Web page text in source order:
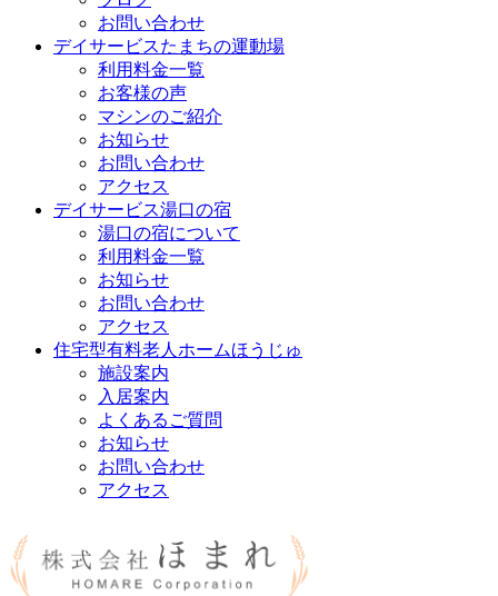
お問い合わせ
デイサービスたまちの運動場
利用料金一覧
お客様の声
マシンのご紹介
お知らせ
お問い合わせ
アクセス
デイサービス湯口の宿
湯口の宿について
利用料金一覧
お知らせ
お問い合わせ
アクセス
住宅型有料老人ホームほうじゅ
施設案内
入居案内
よくあるご質問
お知らせ
お問い合わせ
アクセス